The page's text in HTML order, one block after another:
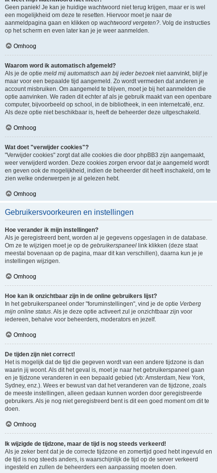
Geen paniek! Je kan je huidige wachtwoord niet terug krijgen, maar er is wel
een mogelijkheid om deze te resetten. Hiervoor moet je naar de
aanmeldpagina gaan en klikken op wachtwoord vergeten?. Volg de instructies
op het scherm en even later kan je je weer aanmelden.
Omhoog
Waarom word ik automatisch afgemeld?
Als je de optie meld mij automatisch aan bij ieder bezoekniet aanvinkt, blijf je
maar voor een bepaalde tijd aangemeld. Zo wordt vermeden dat anderen je
account misbruiken. Om aangemeld te blijven, moet je bij het aanmelden die
optie aanvinken. We raden dit echter af als je gebruik maakt van een openbare
computer, bijvoorbeeld op school, in de bibliotheek, in een internetcafé, enz.
Als deze optie niet beschikbaar is, heeft de beheerder deze uitgeschakeld.
Omhoog
Wat doet "verwijder cookies"?
"Verwijder cookies" zorgt dat alle cookies die door phpBB3 zijn aangemaakt,
weer verwijderd worden. Deze cookies zorgen ervoor dat je aangemeld wordt
en geven ook de mogelijkheid, indien de beheerder dit heeft inschakeld, om te
zien welke onderwerpen je al gelezen hebt.
Omhoog
Gebruikersvoorkeuren en instellingen
Hoe verander ik mijn instellingen?
Als je geregistreerd bent, worden al je gegevens opgeslagen in de database.
Om ze te wijzigen moet je op de gebruikerspaneel link klikken (deze staat
meestal bovenaan op de pagina, maar dit kan verschillen), daarna kun je je
instellingen wijzigen.
Omhoog
Hoe kan ik onzichtbaar zijn in de online gebruikers lijst?
In het gebruikerspaneel onder "foruminstellingen", vind je de optie Verberg
mijn online status. Als je deze optie activeert zul je onzichtbaar zijn voor
iedereen, behalve voor beheerders, moderators en jezelf.
Omhoog
De tijden zijn niet correct!
Het is mogelijk dat de tijd die gegeven wordt van een andere tijdzone is dan
waarin jij woont. Als dit het geval is, moet je naar het gebruikerspaneel gaan
en je tijdzone veranderen in een bepaald gebied (vb: Amsterdam, New York,
Sydney, enz.). Wees er bewust van dat het veranderen van de tijdzone, zoals
de meeste instellingen, alleen gedaan kunnen worden door geregistreerde
gebruikers. Als je nog niet geregistreerd bent is dit een goed moment om dit te
doen.
Omhoog
Ik wijzigde de tijdzone, maar de tijd is nog steeds verkeerd!
Als je zeker bent dat je de correcte tijdzone en zomertijd goed hebt ingevuld en
de tijd is nog steeds anders, is waarschijnlijk de tijd op de server verkeerd
ingesteld en zullen de beheerders een aanpassing moeten doen.